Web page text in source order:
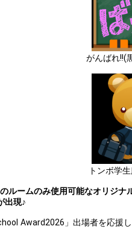
がんばれ!!(
トンボ学
ルームのみ使用可能なオリジナ
出現♪
Award2026」出場者を応援し